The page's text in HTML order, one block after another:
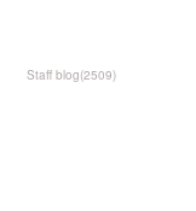
Staff blog(2509)